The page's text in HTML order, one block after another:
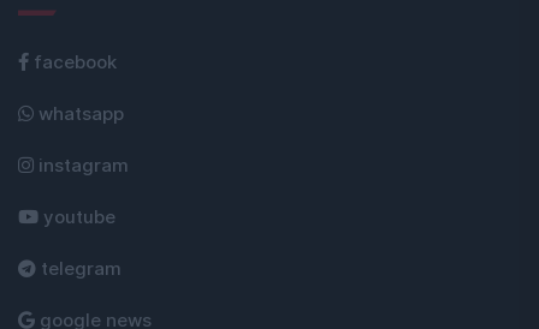
facebook
whatsapp
instagram
youtube
telegram
google news